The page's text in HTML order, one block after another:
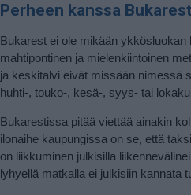
Perheen kanssa
Bukarest ei ole mikään
mahtipontinen ja mielenkiintoinen
ja keskitalvi eivät missään nimessä
huhti-, touko-, kesä-, syys- tai
Bukarestissa pitää viettää ainakin
ilonaihe kaupungissa on se, että
on liikkuminen julkisilla
lyhyellä matkalla ei julkisiin kannata